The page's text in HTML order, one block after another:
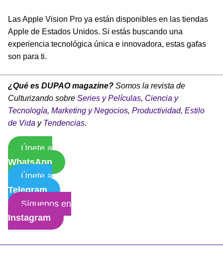
Las Apple Vision Pro ya están disponibles en las tiendas
Apple de Estados Unidos. Si estás buscando una
experiencia tecnológica única e innovadora, estas gafas
son para ti.
¿Qué es DUPAO magazine? Somos la revista de
Culturizando sobre Series y Películas, Ciencia y
Tecnología, Marketing y Negocios, Productividad, Estilo
de Vida y Tendencias.
Únete a
WhatsApp
Únete a
Telegram
Síguenos en
Instagram